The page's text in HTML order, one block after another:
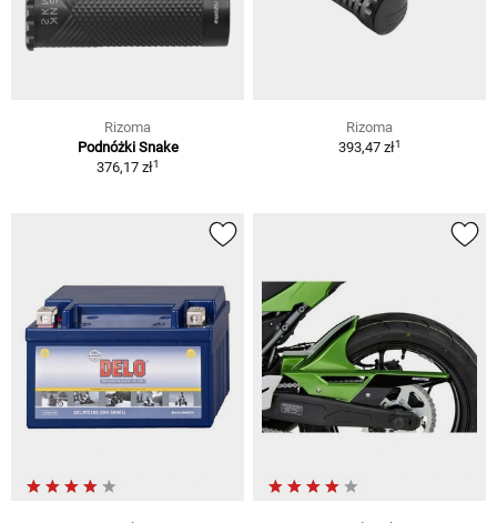
Rizoma
Podnóżki Snake
376,17 zł1
Rizoma
393,47 zł1